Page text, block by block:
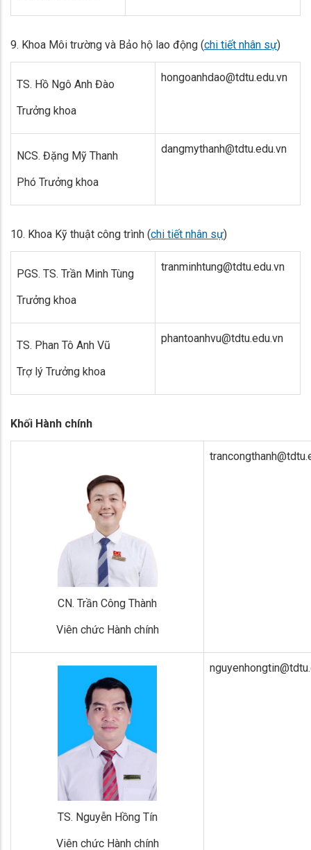
9. Khoa Môi trường và Bảo hộ lao động (chi tiết nhân sự)
TS. Hồ Ngô Anh Đào
Trưởng khoa
hongoanhdao@tdtu.edu.vn
NCS. Đặng Mỹ Thanh
Phó Trưởng khoa
dangmythanh@tdtu.edu.vn
10. Khoa Kỹ thuật công trình (chi tiết nhân sự)
PGS. TS. Trần Minh Tùng
Trưởng khoa
tranminhtung@tdtu.edu.vn
TS. Phan Tô Anh Vũ
Trợ lý Trưởng khoa
phantoanhvu@tdtu.edu.vn
Khối Hành chính
CN. Trần Công Thành
Viên chức Hành chính
TS. Nguyễn Hồng Tín
Viên chức Hành chính